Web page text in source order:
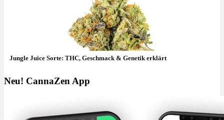
Jungle Juice Sorte: THC, Geschmack & Genetik erklärt
Neu! CannaZen App